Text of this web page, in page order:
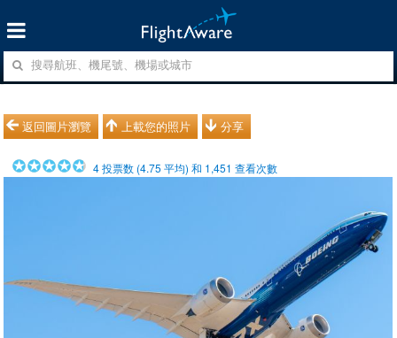
返回圖片瀏覽 上載您的照片 分享
4投票数 (4.75 平均) 和 1,451 查看次數